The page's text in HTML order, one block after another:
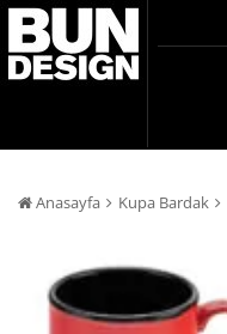
Anasayfa Kupa Bardak